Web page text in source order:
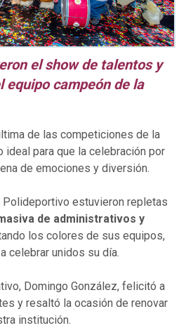
el show de talentos y
equipo campeón de la
de las competiciones de la
ideal para que la celebración por
de emociones y diversión.
estuvieron repletas
de administrativos y
los colores de sus equipos,
celebrar unidos su día.
Domingo González, felicitó a
y resaltó la ocasión de renovar
institución.